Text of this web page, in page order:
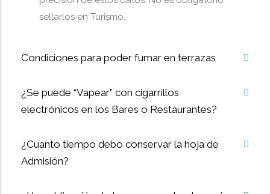
sellarlos en Turismo.
Condiciones para poder fumar en terrazas
¿Se puede “Vapear” con cigarrillos
electrónicos en los Bares o Restaurantes?
¿Cuanto tiempo debo conservar la hoja de
Admisión?